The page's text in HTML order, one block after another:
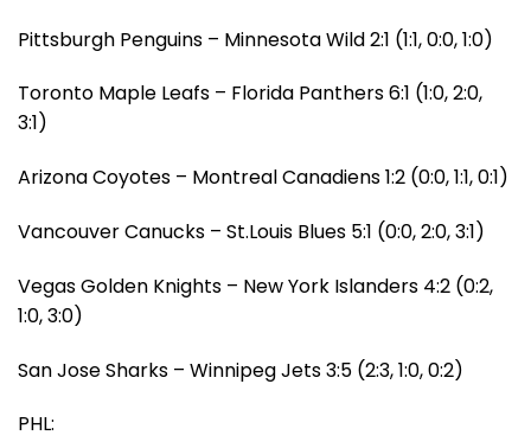
Pittsburgh Penguins – Minnesota Wild 2:1 (1:1, 0:0, 1:0)
Toronto Maple Leafs – Florida Panthers 6:1 (1:0, 2:0,
3:1)
Arizona Coyotes – Montreal Canadiens 1:2 (0:0, 1:1, 0:1)
Vancouver Canucks – St.Louis Blues 5:1 (0:0, 2:0, 3:1)
Vegas Golden Knights – New York Islanders 4:2 (0:2,
1:0, 3:0)
San Jose Sharks – Winnipeg Jets 3:5 (2:3, 1:0, 0:2)
PHL: